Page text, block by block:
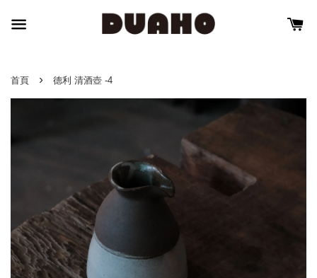
首頁 › 德利 清酒壺 -4